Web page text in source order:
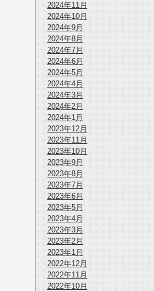
2024年11月
2024年10月
2024年9月
2024年8月
2024年7月
2024年6月
2024年5月
2024年4月
2024年3月
2024年2月
2024年1月
2023年12月
2023年11月
2023年10月
2023年9月
2023年8月
2023年7月
2023年6月
2023年5月
2023年4月
2023年3月
2023年2月
2023年1月
2022年12月
2022年11月
2022年10月